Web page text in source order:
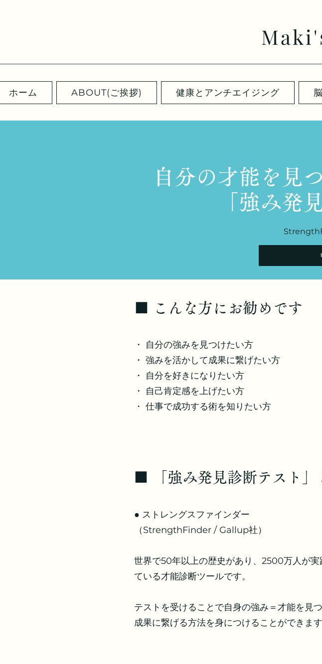
ホーム ABOUT(ご挨拶) 健康とアンチエイジング 脳
自分の才能を見
「強み発
​■ こんな方にお勧めです
・ 自分の強みを見つけたい方
・ 強みを活かして成果に繋げたい方
・ 自分を好きになりたい方
・ 自己肯定感を上げたい方
・ 仕事で成功する術を知りたい方
​■ 「強み発見診断テスト」
● ストレングスファインダー
（StrengthFinder / Gallup社）
世界で50年以上の歴史があり、2500万人が実
ている才能診断ツールです。
テストを受けることで自身の強み＝才能を見つ
成果に繋げる方法を身につけることができます